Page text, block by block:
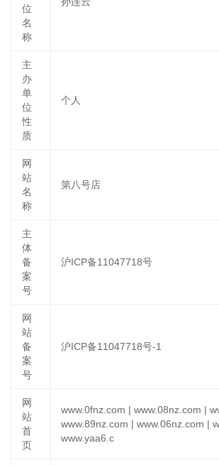
位
名
称
主
办
单
位
性
质
个人
网
站
名
称
第八号店
主
体
备
案
号
沪ICP备11047718号
网
站
备
案
号
沪ICP备11047718号-1
网
站
首
页
www.0fnz.com | www.08nz.com |
www.89nz.com | www.06nz.com |
www.yaa6.c